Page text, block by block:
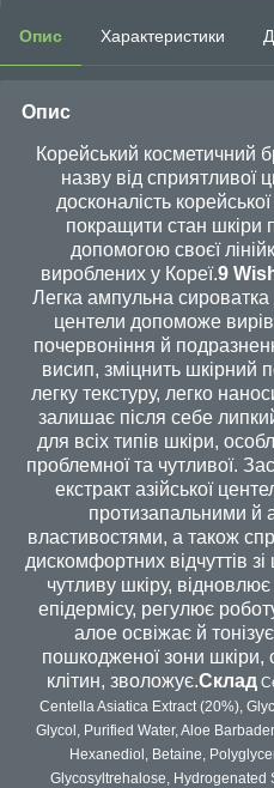
Опис Характеристики
Опис
Корейський косметичний
назву від сприятливої
досконалість
покращити стан шкіри
допомогою своєї
вироблених у Кореї.9
Легка ампульна
центели допоможе
почервоніння й
висип, зміцнить шкірний
легку текстуру, легко
залишає після себе
для всіх типів шкіри,
проблемної та чутливої.
екстракт азійської
протизапальними й
властивостями, а також
дискомфортних відчуттів
чутливу шкіру, відновлює
епідермісу, регулює
алое освіжає й
пошкодженої зони шкіри,
клітин, зволожує.Склад
Centella Asiatica Extract (20%),
Glycol, Purified Water, Aloe
Hexanediol, Betaine,
Glycosyltrehalose, Hydrogenated